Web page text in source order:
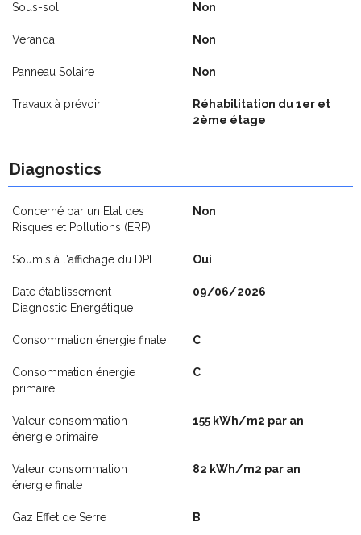
Sous-sol Non
Véranda Non
Panneau Solaire Non
Travaux à prévoir
Réhabilitation du 1er et
2ème étage
Diagnostics
Concerné par un Etat des
Risques et Pollutions (ERP)
Non
Soumis à l'affichage du DPE Oui
Date établissement
Diagnostic Energétique
09/06/2026
Consommation énergie finale C
Consommation énergie
primaire
C
Valeur consommation
énergie primaire
155 kWh/m2 par an
Valeur consommation
énergie finale
82 kWh/m2 par an
Gaz Effet de Serre B